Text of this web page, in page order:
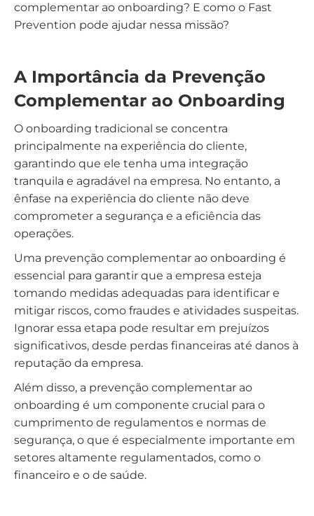
complementar ao onboarding? E como o Fast
Prevention pode ajudar nessa missão?
A Importância da Prevenção
Complementar ao Onboarding
O onboarding tradicional se concentra
principalmente na experiência do cliente,
garantindo que ele tenha uma integração
tranquila e agradável na empresa. No entanto, a
ênfase na experiência do cliente não deve
comprometer a segurança e a eficiência das
operações.
Uma prevenção complementar ao onboarding é
essencial para garantir que a empresa esteja
tomando medidas adequadas para identificar e
mitigar riscos, como fraudes e atividades suspeitas.
Ignorar essa etapa pode resultar em prejuízos
significativos, desde perdas financeiras até danos à
reputação da empresa.
Além disso, a prevenção complementar ao
onboarding é um componente crucial para o
cumprimento de regulamentos e normas de
segurança, o que é especialmente importante em
setores altamente regulamentados, como o
financeiro e o de saúde.